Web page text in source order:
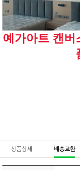
예가아트 캔버
상품상세 배송교환